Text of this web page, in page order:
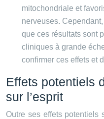
mitochondriale et
nerveuses.
que ces résultats sont
cliniques à grande
confirmer ces effets et
Effets potentiels
sur l’esprit
Outre ses effets potentiels